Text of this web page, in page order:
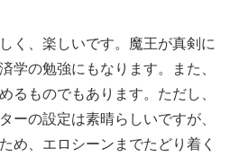
く、楽しいです。魔王が真剣に
学の勉強にもなります。また、
るものでもあります。ただし、
ーの設定は素晴らしいですが、
め、エロシーンまでたどり着く